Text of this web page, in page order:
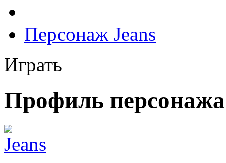
Персонаж Jeans
Играть
Профиль персонажа